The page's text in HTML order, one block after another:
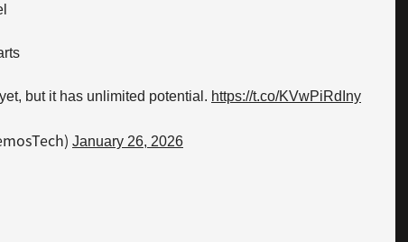
but it has unlimited potential. https://t.co/KVwPiRdIny
January 26, 2026